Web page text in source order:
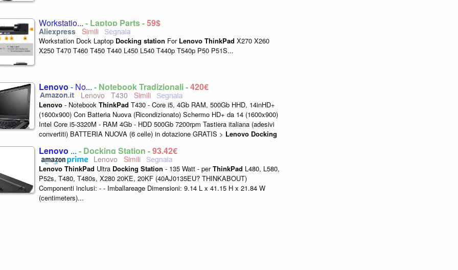
Workstatio... - Laptop Parts -59$
Workstation Dock Laptop Docking station For Lenovo ThinkPad X270 X260
X250 T470 T460 T450 T440 L450 L540 T440p T540p P50 P51S...
Lenovo - No... - Notebook Tradizionali -420€
Lenovo T430
Lenovo - Notebook ThinkPad T430 - Core i5, 4Gb RAM, 500Gb HHD, 14inHD+
(1600x900) Con Batteria Nuova (Ricondizionato) Schermo HD+ da 14 (1600x900)
Intel Core i5-3320M - RAM 4Gb - HDD 500Gb 7200rpm Tastiera italiana (adesivi
convertiti) BATTERIA NUOVA (6 celle) in dotazione GRATIS > Lenovo Docking
Lenovo ... - Docking Station -93,42€
Lenovo
Lenovo ThinkPad Ultra Docking Station - 135 Watt - perThinkPad L480, L580,
P52s, T480, T480s, X280 20KE, 20KF (40AJ0135EU? THINKABOUT)
Componenti inclusi: - - Imballareage Dimensioni: 9.14 L x 41.15 H x 21.84 W
(centimeters)...